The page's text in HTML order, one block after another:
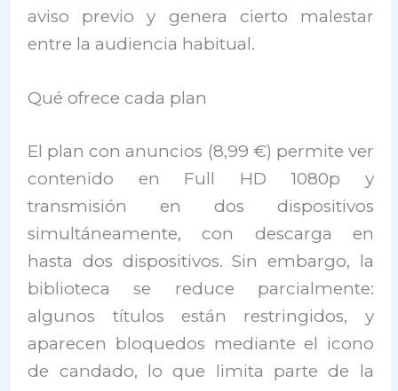
aviso previo y genera cierto malestar
entre la audiencia habitual.
Qué ofrece cada plan
El plan con anuncios (8,99 €) permite ver
contenido en Full HD 1080p y
transmisión en dos dispositivos
simultáneamente, con descarga en
hasta dos dispositivos. Sin embargo, la
biblioteca se reduce parcialmente:
algunos títulos están restringidos, y
aparecen bloquedos mediante el icono
de candado, lo que limita parte de la